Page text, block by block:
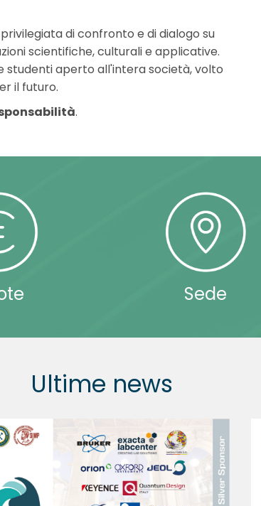
di confronto e di dialogo su
scientifiche, culturali e applicative.
studenti aperto all'intera società, volto
il futuro.
.
Sede
Ultime news